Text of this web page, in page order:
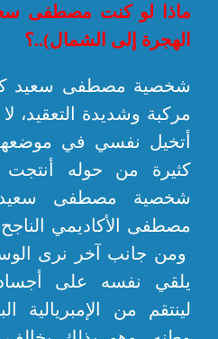
ماذا لو كنت مصطفى
الهجرة إلى الشمال)..؟
شخصية مصطفى سعيد
مركبة وشديدة التعقيد،
أتخيل نفسي في
كثيرة من حوله
شخصية مصطفى
مصطفى الأكاديمي
ومن جانب آخر نرى
يلقي نفسه على أجساد
لينتقم من الإمبريالية